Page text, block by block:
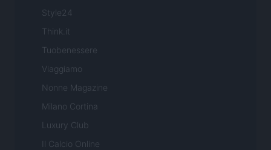
Style24
Think.it
Tuobenessere
Viaggiamo
Nonne Magazine
Milano Cortina
Luxury Club
Il Calcio Online